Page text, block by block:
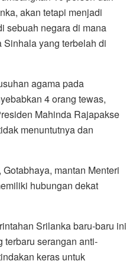
akan tetapi menjadi
sebuah negara di mana
Sinhala yang terbelah di
agama pada
4 orang tewas,
Mahinda Rajapakse
menuntutnya dan
mantan Menteri
hubungan dekat
Srilanka baru-baru ini
terbaru serangan anti-
keras untuk